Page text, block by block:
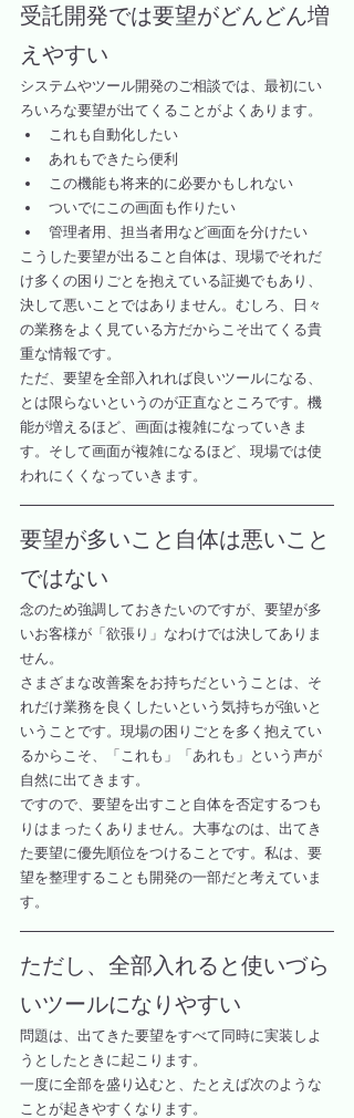
受託開発では要望がどんどん増
えやすい
システムやツール開発のご相談では、最初にい
ろいろな要望が出てくることがよくあります。
これも自動化したい
あれもできたら便利
この機能も将来的に必要かもしれない
ついでにこの画面も作りたい
管理者用、担当者用など画面を分けたい
こうした要望が出ること自体は、現場でそれだ
け多くの困りごとを抱えている証拠でもあり、
決して悪いことではありません。むしろ、日々
の業務をよく見ている方だからこそ出てくる貴
重な情報です。
ただ、要望を全部入れれば良いツールになる、
とは限らないというのが正直なところです。機
能が増えるほど、画面は複雑になっていきま
す。そして画面が複雑になるほど、現場では使
われにくくなっていきます。
要望が多いこと自体は悪いこと
ではない
念のため強調しておきたいのですが、要望が多
いお客様が「欲張り」なわけでは決してありま
せん。
さまざまな改善案をお持ちだということは、そ
れだけ業務を良くしたいという気持ちが強いと
いうことです。現場の困りごとを多く抱えてい
るからこそ、「これも」「あれも」という声が
自然に出てきます。
ですので、要望を出すこと自体を否定するつも
りはまったくありません。大事なのは、出てき
た要望に優先順位をつけることです。私は、要
望を整理することも開発の一部だと考えていま
す。
ただし、全部入れると使いづら
いツールになりやすい
問題は、出てきた要望をすべて同時に実装しよ
うとしたときに起こります。
一度に全部を盛り込むと、たとえば次のような
ことが起きやすくなります。